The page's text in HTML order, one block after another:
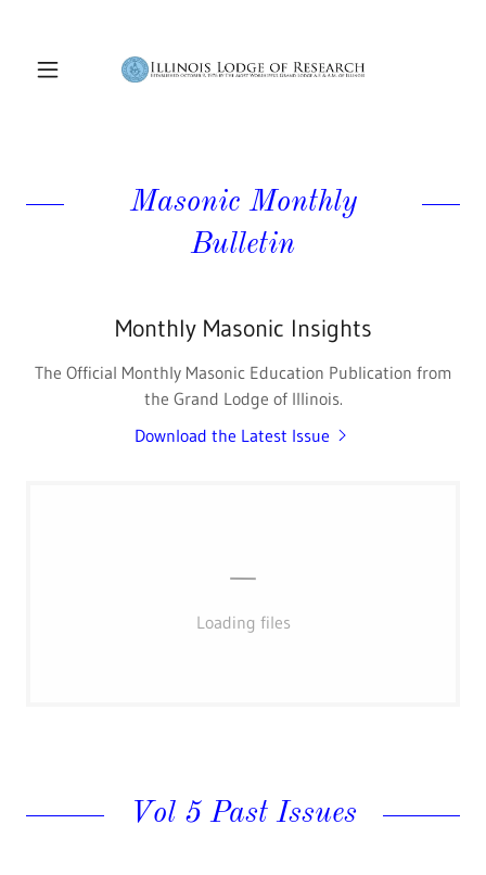
Masonic Monthly
Bulletin
Monthly Masonic Insights
The Official Monthly Masonic Education Publication from
the Grand Lodge of Illinois.
Download the Latest Issue
Loading files
Vol 5 Past Issues